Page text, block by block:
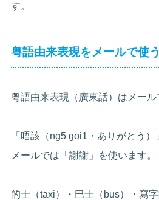
す。
粤語由来表現をメールで使
粤語由来表現（廣東話）はメール
「唔該（ng5 goi1・ありがとう）
メールでは「謝謝」を使います。
的士（taxi）・巴士（bus）・寫